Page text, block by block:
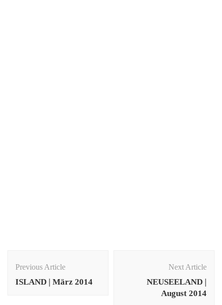
Navigation
Previous Article
ISLAND | März 2014
Next Article
NEUSEELAND |
August 2014